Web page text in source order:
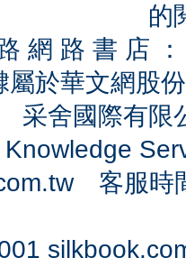
的
網 路 書 店
屬於華文網股
采舍國際有
Knowledge
客服時